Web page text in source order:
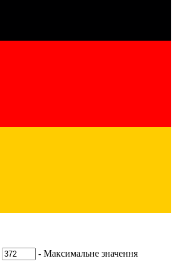
- Максимальне значення